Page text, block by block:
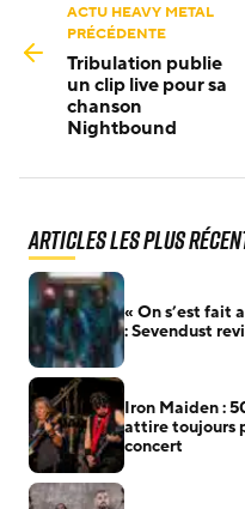
ACTU HEAVY METAL
PRÉCÉDENTE
Tribulation publie
un clip live pour sa
chanson
Nightbound
Articles les plus
« On s’est fait
: Sevendust
Iron Maiden :
attire toujours
concert